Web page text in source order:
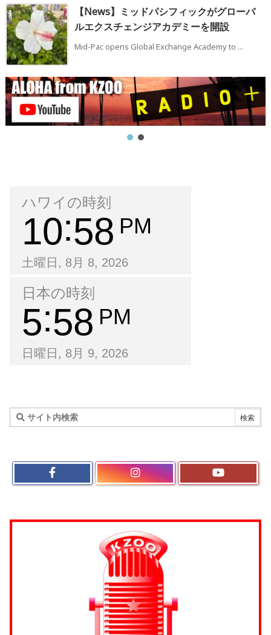
【News】ミッドパシフィックがグローバ
ルエクスチェンジアカデミーを開設
Mid-Pac opens Global Exchange Academy to ...
ハワイの時刻
10 58 PM
土曜日, 8月 8, 2026
日本の時刻
5 58 PM
日曜日, 8月 9, 2026